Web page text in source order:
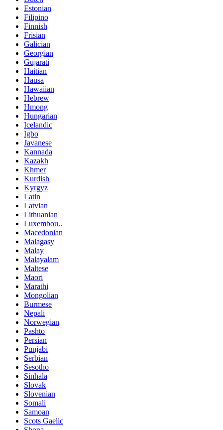
Estonian
Filipino
Finnish
Frisian
Galician
Georgian
Gujarati
Haitian
Hausa
Hawaiian
Hebrew
Hmong
Hungarian
Icelandic
Igbo
Javanese
Kannada
Kazakh
Khmer
Kurdish
Kyrgyz
Latin
Latvian
Lithuanian
Luxembou..
Macedonian
Malagasy
Malay
Malayalam
Maltese
Maori
Marathi
Mongolian
Burmese
Nepali
Norwegian
Pashto
Persian
Punjabi
Serbian
Sesotho
Sinhala
Slovak
Slovenian
Somali
Samoan
Scots Gaelic